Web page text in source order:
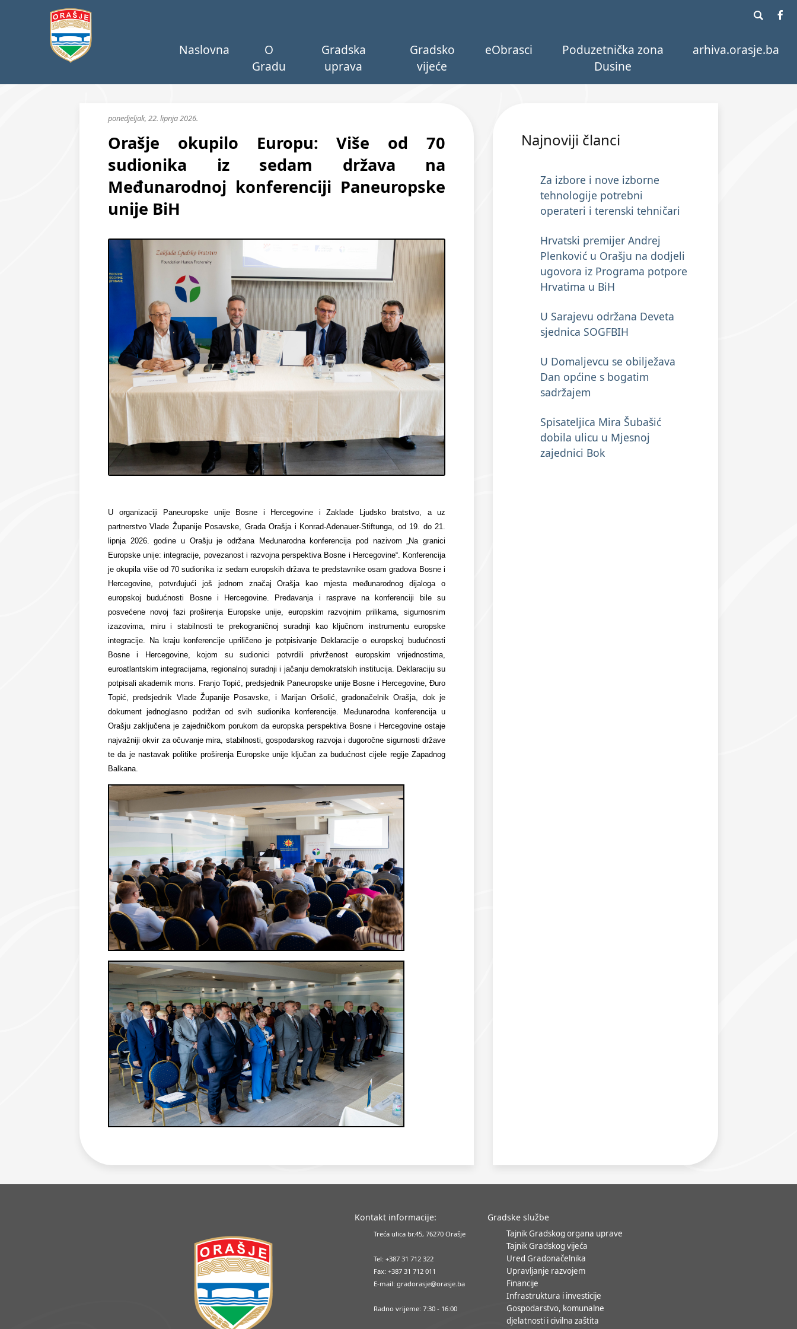
Naslovna
O
Gradu
Gradska
uprava
Gradsko
vijeće
eObrasci
Poduzetnička zona
Dusine
arhiva.orasje.ba
ponedjeljak, 22. lipnja 2026.
Orašje okupilo Europu: Više od 70
sudionika iz sedam država na
Međunarodnoj konferenciji Paneuropske
unije BiH
U organizaciji Paneuropske unije Bosne i Hercegovine i Zaklade Ljudsko bratstvo, a uz
partnerstvo Vlade Županije Posavske, Grada Orašja i Konrad-Adenauer-Stiftunga, od 19. do 21.
lipnja 2026. godine u Orašju je održana Međunarodna konferencija pod nazivom„Na granici
Europske unije: integracije, povezanost i razvojna perspektiva Bosne i Hercegovine“. Konferencija
je okupila više od 70 sudionika iz sedam europskih država te predstavnike osam gradova Bosne i
Hercegovine, potvrđujući još jednom značaj Orašja kao mjesta međunarodnog dijaloga o
europskoj budućnosti Bosne i Hercegovine. Predavanja i rasprave na konferenciji bile su
posvećene novoj fazi proširenja Europske unije, europskim razvojnim prilikama, sigurnosnim
izazovima, miru i stabilnosti te prekograničnoj suradnji kao ključnom instrumentu europske
integracije. Na kraju konferencije upriličeno je potpisivanje Deklaracije o europskoj budućnosti
Bosne i Hercegovine, kojom su sudionici potvrdili privrženost europskim vrijednostima,
euroatlantskim integracijama, regionalnoj suradnji i jačanju demokratskih institucija. Deklaraciju su
potpisaliakademik mons. Franjo Topić, predsjednik Paneuropske unije Bosne i Hercegovine,Đuro
Topić, predsjednik Vlade Županije Posavske, i Marijan Oršolić, gradonačelnik Orašja, dok je
dokument jednoglasno podržan od svih sudionika konferencije. Međunarodna konferencija u
Orašju zaključena je zajedničkom porukom da europska perspektiva Bosne i Hercegovine ostaje
najvažniji okvir za očuvanje mira, stabilnosti, gospodarskog razvoja i dugoročne sigurnosti države
te da je nastavak politike proširenja Europske unije ključan za budućnost cijele regije Zapadnog
Balkana.
Najnoviji članci
Za izbore i nove izborne
tehnologije potrebni
operateri i terenski tehničari
Hrvatski premijer Andrej
Plenković u Orašju na dodjeli
ugovora iz Programa potpore
Hrvatima u BiH
U Sarajevu održana Deveta
sjednica SOGFBIH
U Domaljevcu se obilježava
Dan općine s bogatim
sadržajem
Spisateljica Mira Šubašić
dobila ulicu u Mjesnoj
zajednici Bok
Kontakt informacije:
Treća ulica br.45, 76270 Orašje
Tel: +387 31 712 322
Fax: +387 31 712 011
E-mail: gradorasje@orasje.ba
Radno vrijeme: 7:30 - 16:00
Gradske službe
Tajnik Gradskog organa uprave
Tajnik Gradskog vijeća
Ured Gradonačelnika
Upravljanje razvojem
Financije
Infrastruktura i investicije
Gospodarstvo, komunalne
djelatnosti i civilna zaštita